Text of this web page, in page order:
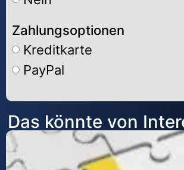
Zahlungsoptionen
Kreditkarte
PayPal
Alternative:
Das könnte von